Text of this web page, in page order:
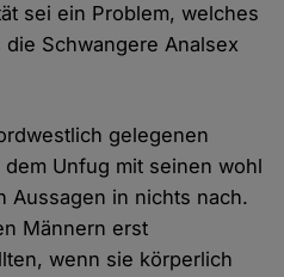
sei ein Problem, welches
Schwangere Analsex
gelegenen
dem Unfug mit seinen wohl
Aussagen in nichts nach.
Männern erst
wenn sie körperlich